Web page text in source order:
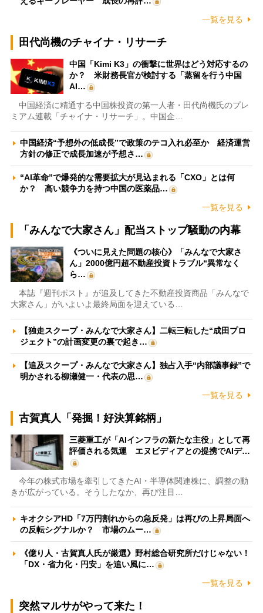
一覧を見る
田代尚機のチャイナ・リサーチ
中国「Kimi K3」の衝撃に世界はどう対応するの
か？ 米財務長官が検討する「蒸留を行う中国
AI…
中国経済に精通する中国株投資の第一人者・田代尚機氏のプレ
ミアム連載「チャイナ・リサーチ」。中国企…
中国経済“予想外の低成長”で政策のテコ入れ必至か 経済運営
方針の修正で成長加速が予想さ…
“AI革命”で爆発的な需要拡大が見込まれる「CXO」とは何
か？ 高い競争力を持つ中国の医薬品…
一覧を見る
「みんなで大家さん」配当ストップ騒動の内幕
《ついに見えた問題の核心》「みんなで大家さ
ん」2000億円超不動産投資トラブル“異常なく
ら…
本誌『週刊ポスト』が追及してきた不動産投資商品「みんなで
大家さん」がいよいよ最終局面を迎えている…
【独走スクープ・みんなで大家さん】二転三転した“成田プロ
ジェクト”の計画変更の裏で起き…
【追及スクープ・みんなで大家さん】独占入手“内部議事録”で
明かされる柳瀬健一・代表の思…
一覧を見る
古賀真人「発掘！好決算銘柄」
三菱重工が「AIインフラの新たな主役」として再
評価される気運 エヌビディアとの提携でAIデ…
今年の株式市場を牽引してきたAI・半導体関連株に、調整の動
きが広がっている。そうしたなか、再び注目…
キオクシアHD「7万円割れからの急反発」は再びの上昇局面へ
の反転シグナルか？ 市場のムー…
《億り人・古賀真人氏が厳選》野村総合研究所だけじゃない！
「DX・省力化・円安」を追い風に…
一覧を見る
突然マルサがやって来た！